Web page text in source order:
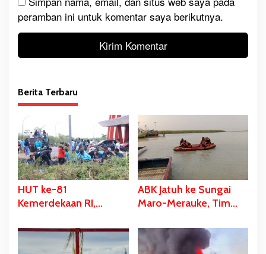
peramban ini untuk komentar saya berikutnya.
Berita Terbaru
HUT ke-81
Kemerdekaan RI,
Dijadikan Tempat
Pengibaran Bendera
ABK Jatuh ke Sungai
Maro-Merauke, Tim
Pencarian